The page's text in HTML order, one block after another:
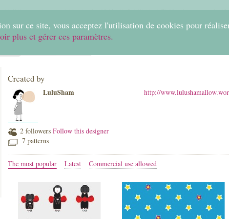
sur ce site, vous acceptez l'utilisation de cookies pour
plus et gérer ces paramètres.
0
Created by
LuluSham
2 followers Follow this designer
7 patterns
http://
The most popular Latest Commercial use allowed